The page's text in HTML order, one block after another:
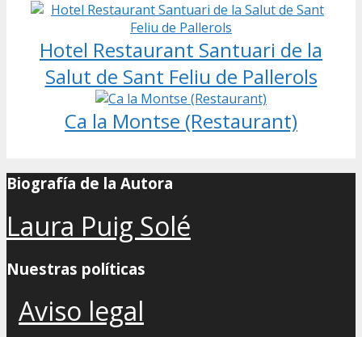
Hotel Restaurant Santuari de la
Salut de Sant Feliu de Pallerols
Ca la Montse (Restaurant)
Biografía de la Autora
Laura Puig Solé
Nuestras políticas
Aviso legal